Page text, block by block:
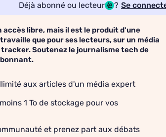
Déjà abonné ou lecteur ? Se
libre, mais il est le produit d'une
que pour ses lecteurs, sur un média
tracker. Soutenez le journalisme tech de
aux articles d'un média expert
1 To de stockage pour vos
et prenez part aux débats